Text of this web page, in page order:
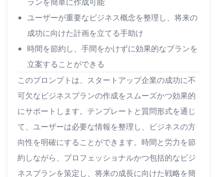
ランを簡単に作成可能
ユーザーが重要なビジネス概念を整理し、将来の
成功に向けた計画を立てる手助け
時間を節約し、手間をかけずに効果的なプランを
立案することができる
このプロンプトは、スタートアップ企業の成功に不
可欠なビジネスプランの作成をスムーズかつ効果的
にサポートします。テンプレートと質問形式を通じ
て、ユーザーは必要な情報を整理し、ビジネスの方
向性を明確にすることができます。時間と労力を節
約しながら、プロフェッショナルかつ包括的なビジ
ネスプランを策定し、将来の成長に向けた戦略を簡